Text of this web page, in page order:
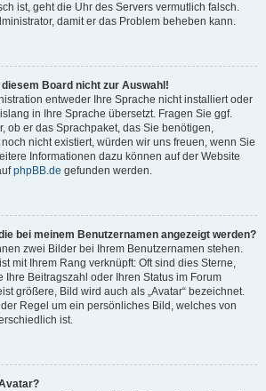
ist, geht die Uhr des Servers vermutlich falsch.
damit er das Problem beheben kann.
Board nicht zur Auswahl!
entweder Ihre Sprache nicht installiert oder
in Ihre Sprache übersetzt. Fragen Sie ggf.
ob er das Sprachpaket, das Sie benötigen,
nicht existiert, würden wir uns freuen, wenn Sie
Informationen dazu können auf der Website
phpBB.de gefunden werden.
bei meinem Benutzernamen angezeigt werden?
zwei Bilder bei Ihrem Benutzernamen stehen.
mit Ihrem Rang verknüpft: Oft sind dies Sterne,
Ihre Beitragszahl oder Ihren Status im Forum
größere, Bild wird auch als „Avatar“ bezeichnet.
Regel um ein persönliches Bild, welches von
ist.